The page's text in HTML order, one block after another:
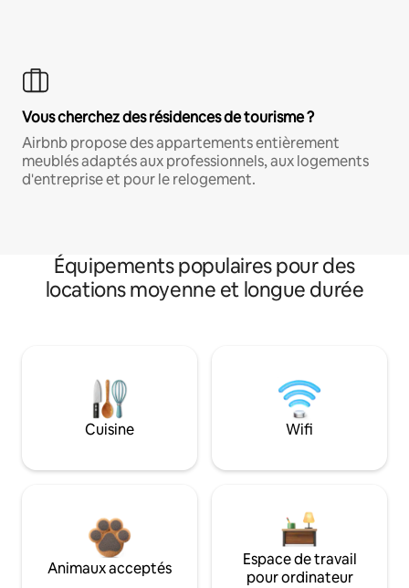
Vous cherchez des résidences de tourisme ?
Airbnb propose des appartements entièrement
meublés adaptés aux professionnels, aux logements
d'entreprise et pour le relogement.
Équipements populaires pour des
locations moyenne et longue durée
Cuisine Wifi
Animaux acceptés
Espace de travail
pour ordinateur